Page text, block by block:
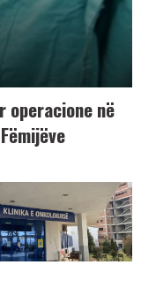
operacione në